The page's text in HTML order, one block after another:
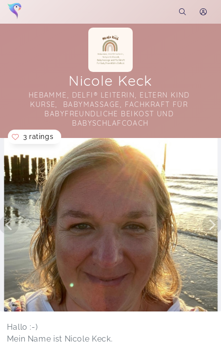
Nicole Keck
HEBAMME, DELFI® LEITERIN, ELTERN KIND
KURSE,  BABYMASSAGE, FACHKRAFT FÜR
BABYFREUNDLICHE BEIKOST UND
BABYSCHLAFCOACH
Soon you will learn more about me here...
3 ratings
Hallo :-)
Mein Name ist Nicole Keck.